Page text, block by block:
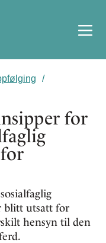
for
blitt utsatt for
hensyn til den